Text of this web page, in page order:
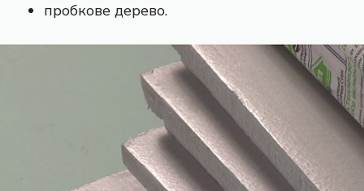
пробкове дерево.